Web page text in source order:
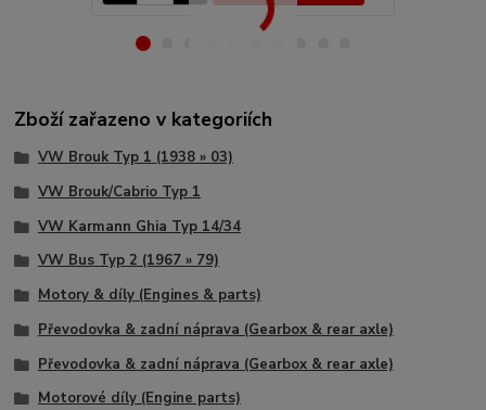
Zboží zařazeno v kategoriích
VW Brouk Typ 1 (1938 » 03)
VW Brouk/Cabrio Typ 1
VW Karmann Ghia Typ 14/34
VW Bus Typ 2 (1967 » 79)
Motory & díly (Engines & parts)
Převodovka & zadní náprava (Gearbox & rear axle)
Převodovka & zadní náprava (Gearbox & rear axle)
Motorové díly (Engine parts)